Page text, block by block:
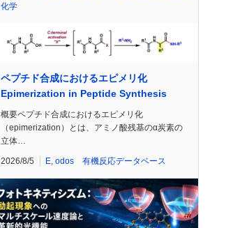
化学
ペプチド合成におけるエピメリ化
Epimerization in Peptide Synthesis
概要ペプチド合成におけるエピメリ化
（epimerization）とは、アミノ酸残基のα炭素の
立体…
2026/8/5 E odos 有機反応データベース